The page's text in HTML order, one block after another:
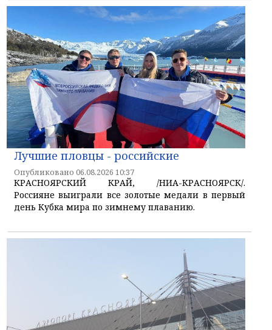
Лучшие пловцы - российские
Опубликовано 06.08.2026 10:37
КРАСНОЯРСКИЙ КРАЙ, /НИА-КРАСНОЯРСК/.
Россияне выиграли все золотые медали в первый
день Кубка мира по зимнему плаванию.